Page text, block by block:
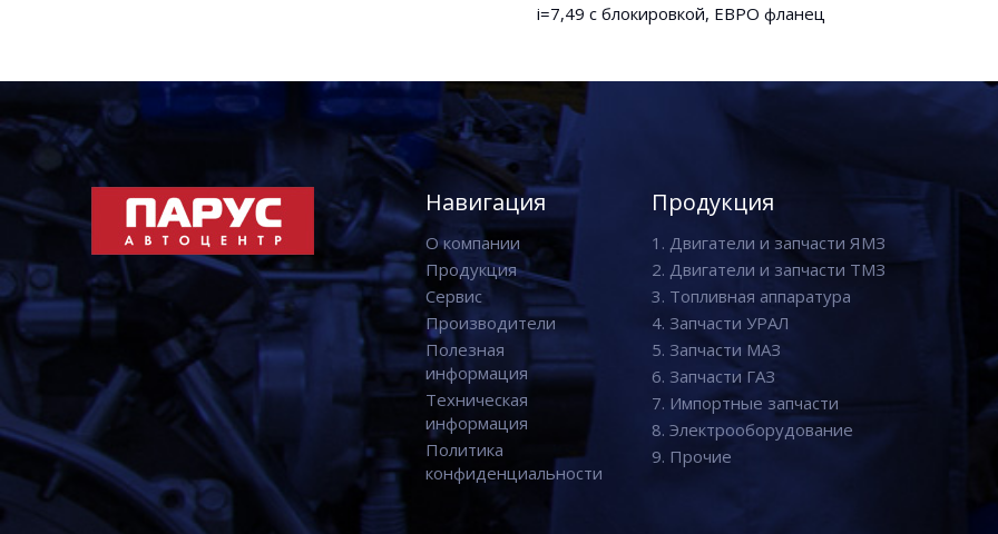
i=7,49 с блокировкой, ЕВРО фланец
Навигация
О компании
Продукция
Сервис
Производители
Полезная
информация
Техническая
информация
Политика
конфиденциальности
Продукция
1. Двигатели и запчасти ЯМЗ
2. Двигатели и запчасти ТМЗ
3. Топливная аппаратура
4. Запчасти УРАЛ
5. Запчасти МАЗ
6. Запчасти ГАЗ
7. Импортные запчасти
8. Электрооборудование
9. Прочие